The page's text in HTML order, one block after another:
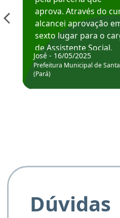
aprova. Através do
alcancei aprovação
sexto lugar para o
de Assistente Social.
Hoje estou atuando na
Prefeitura de
José - 16/05/2025
Prefeitura Municipal de
(Pará)
Dúvidas